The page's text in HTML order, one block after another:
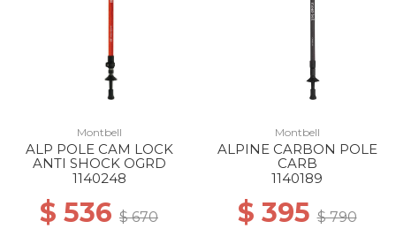
Montbell
ALP POLE CAM LOCK
ANTI SHOCK OGRD
1140248
$ 536 $ 670
Montbell
ALPINE CARBON POLE
CARB
1140189
$ 395$ 790